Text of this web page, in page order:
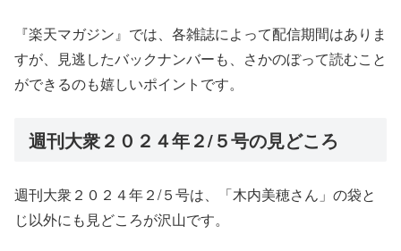
『楽天マガジン』では、各雑誌によって配信期間はありま
すが、見逃したバックナンバーも、さかのぼって読むこと
ができるのも嬉しいポイントです。
週刊大衆２０２４年２/５号の見どころ
週刊大衆２０２４年２/５号は、「木内美穂さん」の袋と
じ以外にも見どころが沢山です。